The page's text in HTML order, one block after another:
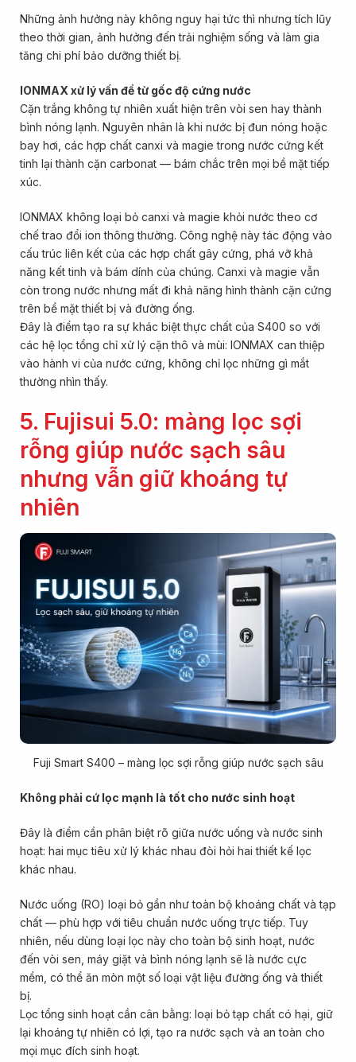
Những ảnh hưởng này không nguy hại tức thì nhưng tích lũy
theo thời gian, ảnh hưởng đến trải nghiệm sống và làm gia
tăng chi phí bảo dưỡng thiết bị.
IONMAX xử lý vấn đề từ gốc độ cứng nước
Cặn trắng không tự nhiên xuất hiện trên vòi sen hay thành
bình nóng lạnh. Nguyên nhân là khi nước bị đun nóng hoặc
bay hơi, các hợp chất canxi và magie trong nước cứng kết
tinh lại thành cặn carbonat — bám chắc trên mọi bề mặt tiếp
xúc.
IONMAX không loại bỏ canxi và magie khỏi nước theo cơ
chế trao đổi ion thông thường. Công nghệ này tác động vào
cấu trúc liên kết của các hợp chất gây cứng, phá vỡ khả
năng kết tinh và bám dính của chúng. Canxi và magie vẫn
còn trong nước nhưng mất đi khả năng hình thành cặn cứng
trên bề mặt thiết bị và đường ống.
Đây là điểm tạo ra sự khác biệt thực chất của S400 so với
các hệ lọc tổng chỉ xử lý cặn thô và mùi: IONMAX can thiệp
vào hành vi của nước cứng, không chỉ lọc những gì mắt
thường nhìn thấy.
5. Fujisui 5.0: màng lọc sợi
rỗng giúp nước sạch sâu
nhưng vẫn giữ khoáng tự
nhiên
Fuji Smart S400 – màng lọc sợi rỗng giúp nước sạch sâu
Không phải cứ lọc mạnh là tốt cho nước sinh hoạt
Đây là điểm cần phân biệt rõ giữa nước uống và nước sinh
hoạt: hai mục tiêu xử lý khác nhau đòi hỏi hai thiết kế lọc
khác nhau.
Nước uống (RO) loại bỏ gần như toàn bộ khoáng chất và tạp
chất — phù hợp với tiêu chuẩn nước uống trực tiếp. Tuy
nhiên, nếu dùng loại lọc này cho toàn bộ sinh hoạt, nước
đến vòi sen, máy giặt và bình nóng lạnh sẽ là nước cực
mềm, có thể ăn mòn một số loại vật liệu đường ống và thiết
bị.
Lọc tổng sinh hoạt cần cân bằng: loại bỏ tạp chất có hại, giữ
lại khoáng tự nhiên có lợi, tạo ra nước sạch và an toàn cho
mọi mục đích sinh hoạt.